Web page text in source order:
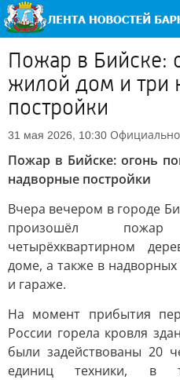
Пожар в Бийске:
жилой дом и три
постройки
31 мая 2026, 10:30 Официально
Пожар в Бийске: огонь
надворные постройки
Вчера вечером в городе
произошёл
четырёхквартирном
доме, а также в
и гараже.
На момент прибытия
России горела кровля
были задействованы 20
единиц техники,